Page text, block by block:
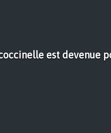
est devenue